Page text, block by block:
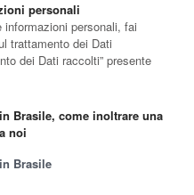
personali
personali, fai
trattamento dei Dati
dei Dati raccolti” presente
Brasile, come inoltrare una
noi
Brasile